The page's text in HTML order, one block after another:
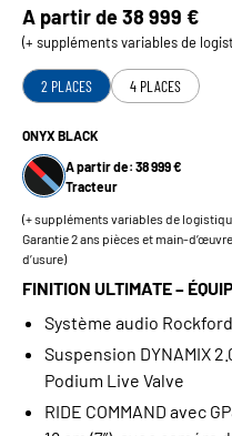
A partir de38 999 €
(+ suppléments variables de
2 PLACES 4 PLACES
ONYX BLACK
A partir de: 38 999 €
Tracteur
(+ suppléments variables de
Garantie 2 ans pièces et main-
d’usure)
FINITION ULTIMATE –
Système audio
Suspension DYNAMIX
Podium Live Valve
RIDE COMMAND avec